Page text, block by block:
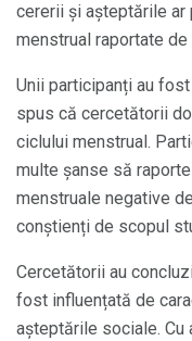
cererii și așteptările
menstrual raportate
Unii participanți au
spus că cercetătorii
ciclului menstrual.
multe șanse să
menstruale negative
conștienți de scopul
Cercetătorii au
fost influențată de
așteptările sociale. Cu